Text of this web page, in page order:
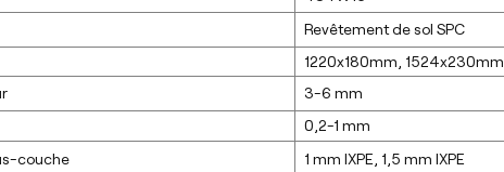
Revêtement de sol SPC
1220x180mm,
3-6 mm
0,2-1 mm
couche
1 mm lXPE, 1,5 mm lXPE